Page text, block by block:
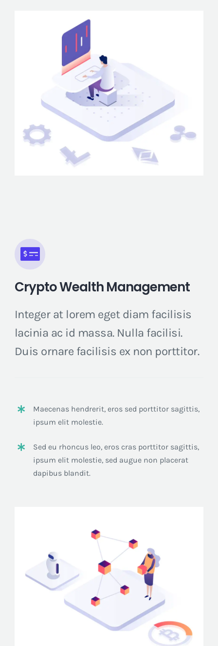
Crypto Wealth Management
Integer at lorem eget diam facilisis
lacinia ac id massa. Nulla facilisi.
Duis ornare facilisis ex non porttitor.
Maecenas hendrerit, eros sed porttitor sagittis,
ipsum elit molestie.
Sed eu rhoncus leo, eros cras porttitor sagittis,
ipsum elit molestie, sed augue non placerat
dapibus blandit.